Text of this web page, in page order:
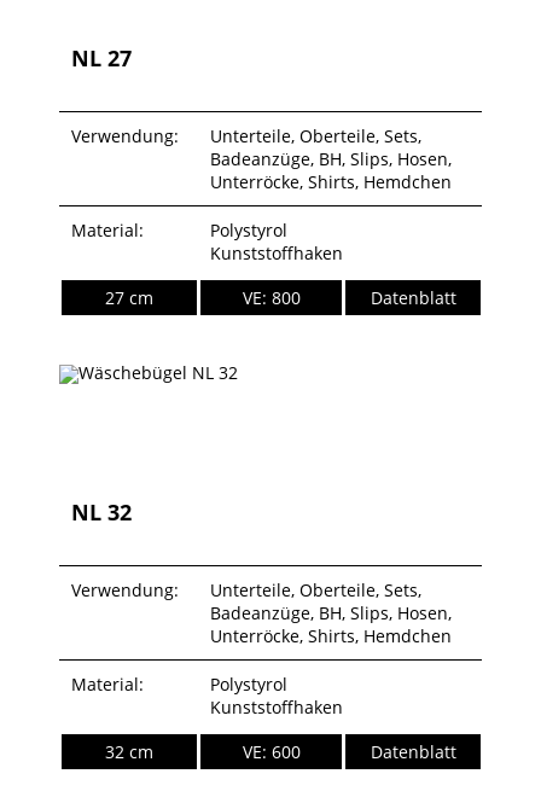
NL 27
Verwendung:
Unterteile, Oberteile, Sets,
Badeanzüge, BH, Slips, Hosen,
Unterröcke, Shirts, Hemdchen
Material:
Polystyrol
Kunststoffhaken
27 cm
VE: 800 Datenblatt
NL 32
Verwendung:
Unterteile, Oberteile, Sets,
Badeanzüge, BH, Slips, Hosen,
Unterröcke, Shirts, Hemdchen
Material:
Polystyrol
Kunststoffhaken
32 cm
VE: 600 Datenblatt